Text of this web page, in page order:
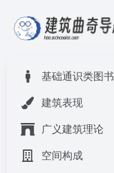
基础通识类图书
建筑表现
广义建筑理论
空间构成